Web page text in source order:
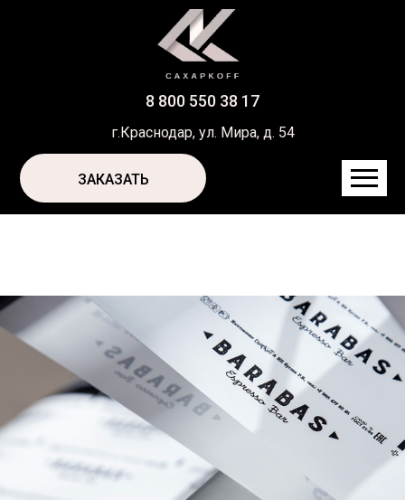
8 800 550 38 17
г.Краснодар, ул. Мира, д. 54
ЗАКАЗАТЬ